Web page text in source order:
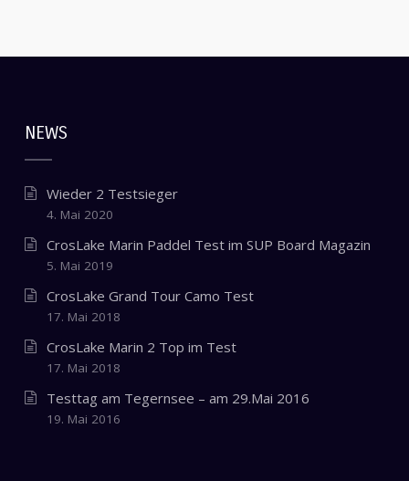
NEWS
Wieder 2 Testsieger
4. Mai 2020
CrosLake Marin Paddel Test im SUP Board Magazin
5. Mai 2019
CrosLake Grand Tour Camo Test
17. Mai 2018
CrosLake Marin 2 Top im Test
17. Mai 2018
Testtag am Tegernsee – am 29.Mai 2016
19. Mai 2016